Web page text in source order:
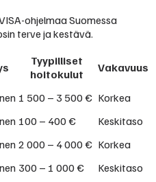
ohjelmaa Suomessa
terve ja kestävä.
Tyypilliset
hoitokulut
Vakavuus
1 500 – 3 500 € Korkea
100 – 400 €
Keskitaso
2 000 – 4 000 € Korkea
300 – 1 000 € Keskitaso